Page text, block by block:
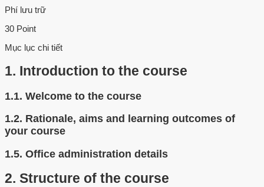
Phí lưu trữ
30 Point
Mục lục chi tiết
1. Introduction to the course
1.1. Welcome to the course
1.2. Rationale, aims and learning outcomes of
your course
1.5. Office administration details
2. Structure of the course